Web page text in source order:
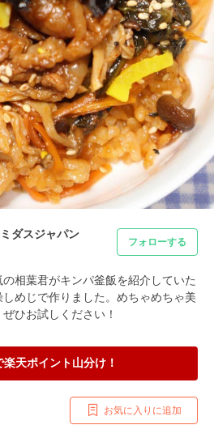
ダスジャパン
フォローする
相葉君がキンパ釜飯を紹介していた
めじで作りました。めちゃめちゃ美
ひお試しください！
天ポイント山分け！
お気に入りに追加